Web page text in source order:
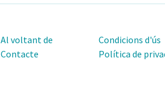
Al voltant de
Contacte
Condicions d'ús
Política de